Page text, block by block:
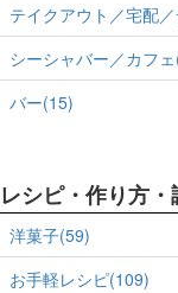
テイクアウト／宅配
シーシャバー／カフ
バー(15)
レシピ・作り方
洋菓子(59)
お手軽レシピ(109)